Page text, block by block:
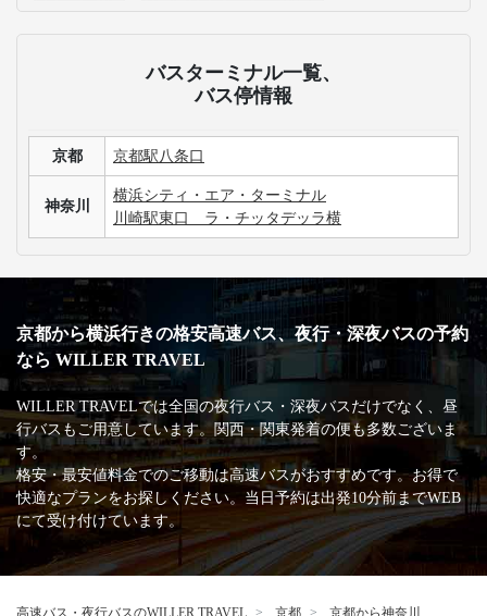
バスターミナル一覧、
バス停情報
京都 京都駅八条口
神奈川
横浜シティ・エア・ターミナル
川崎駅東口 ラ・チッタデッラ横
京都から横浜行きの格安高速バス、夜行・深夜バスの予約
なら WILLER TRAVEL
WILLER TRAVELでは全国の夜行バス・深夜バスだけでなく、昼
行バスもご用意しています。関西・関東発着の便も多数ございま
す。
格安・最安値料金でのご移動は高速バスがおすすめです。お得で
快適なプランをお探しください。当日予約は出発10分前までWEB
にて受け付けています。
高速バス・夜行バスのWILLER TRAVEL 京都
京都から神奈川